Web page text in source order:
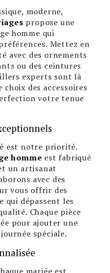
moderne,
propose une
homme qui
Mettez en
avec des ornements
ou des ceintures
experts sont là
des accessoires
votre tenue
est notre priorité.
homme est fabriqué
un artisanat
avec des
vous offrir des
qui dépassent les
Chaque pièce
pour ajouter une
spéciale.